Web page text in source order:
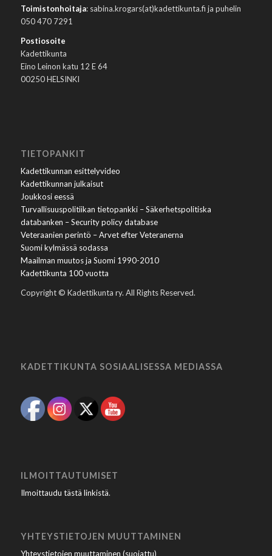
Toimistonhoitaja: sabina.krogars(at)kadettikunta.fi ja puhelin
050 470 7291
Postiosoite
Kadettikunta
Eino Leinon katu 12 E 64
00250 HELSINKI
TIETOPANKIT
Kadettikunnan esittelyvideo
Kadettikunnan julkaisut
Joukkosi eessä
Turvallisuuspolitiikan tietopankki – Säkerhetspolitiska
databanken – Security policy database
Veteraanien perintö – Arvet efter Veteranerna
Suomi kylmässä sodassa
Maailman muutos ja Suomi 1990-2010
Kadettikunta 100 vuotta
Copyright © Kadettikunta ry. All Rights Reserved.
KADETTIKUNTA SOSIAALISESSA MEDIASSA
ILMOITTAUTUMISET
Ilmoittaudu tästä linkistä.
YHTEYSTIETOJEN MUUTTAMINEN
Yhteystietojen muuttaminen (suojattu)